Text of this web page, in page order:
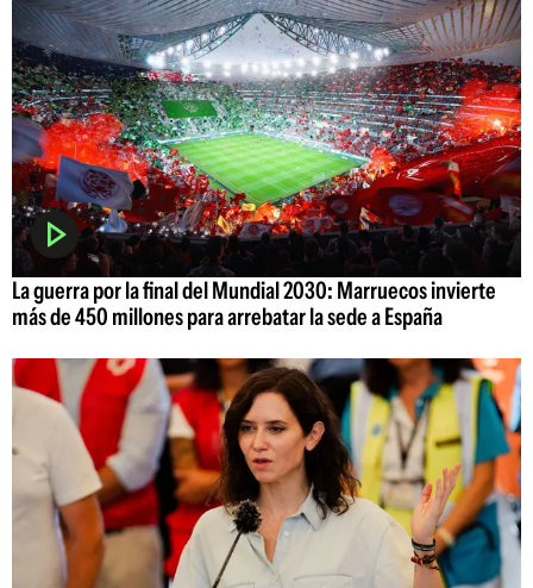
La guerra por la final del Mundial 2030: Marruecos invierte
más de 450 millones para arrebatar la sede a España